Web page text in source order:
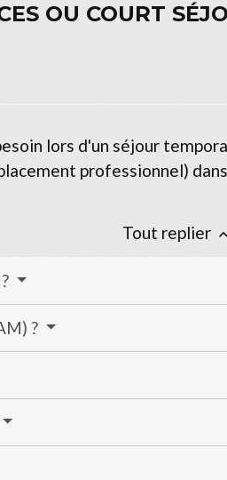
OU COURT
lors d'un séjour
professionnel)
Tout replier keyboard_arrow_up
?